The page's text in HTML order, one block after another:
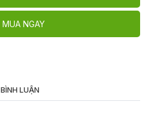
MUA NGAY
BÌNH LUẬN